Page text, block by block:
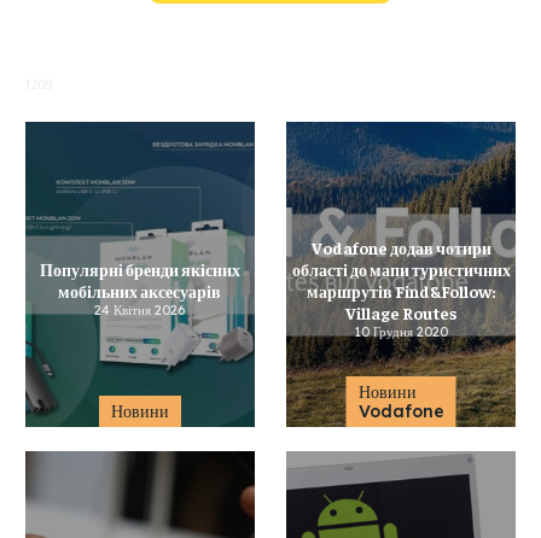
Новини
Популярні бренди якісних
мобільних аксесуарів
24 Квітня 2026
Новини
Vodafone
Vodafone додав чотири
області до мапи туристичних
маршрутів Find&Follow:
Village Routes
10 Грудня 2020